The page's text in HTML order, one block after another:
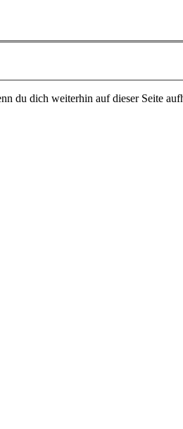
du dich weiterhin auf dieser Seite